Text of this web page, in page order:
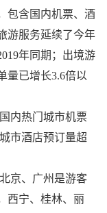
包含国内机票、酒
游服务延续了今年
年同期；出境游
量已增长3.6倍以
内热门城市机票
市酒店预订量超
京、广州是游客
西宁、桂林、丽